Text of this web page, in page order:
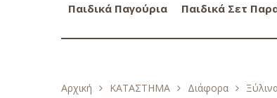
Παιδικά Παγούρια Παιδικά Σετ
Αρχική ΚΑΤΑΣΤΗΜΑ Διάφορα